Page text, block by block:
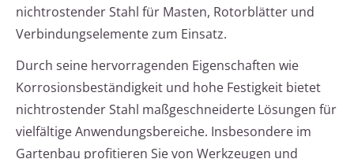
nichtrostender Stahl für Masten, Rotorblätter und
Verbindungselemente zum Einsatz.
Durch seine hervorragenden Eigenschaften wie
Korrosionsbeständigkeit und hohe Festigkeit bietet
nichtrostender Stahl maßgeschneiderte Lösungen für
vielfältige Anwendungsbereiche. Insbesondere im
Gartenbau profitieren Sie von Werkzeugen und